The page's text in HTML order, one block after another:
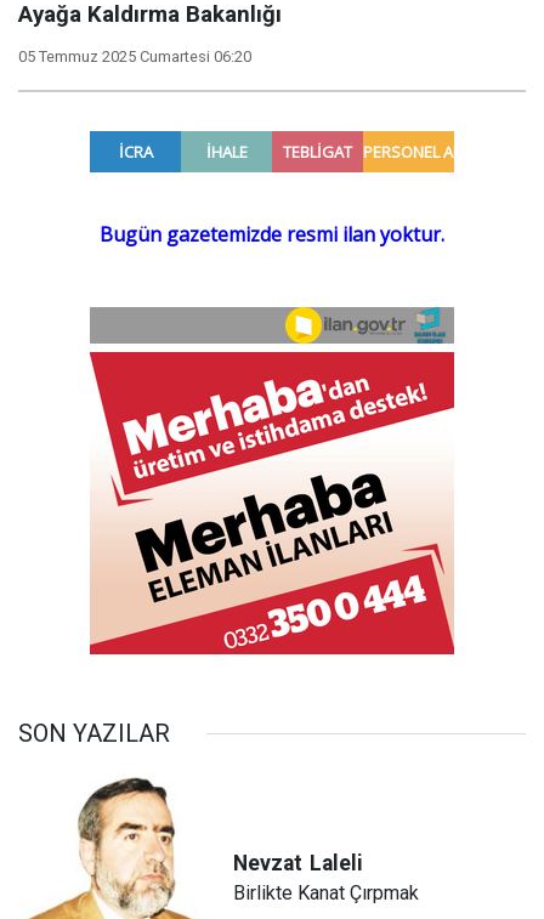
Ayağa Kaldırma Bakanlığı
05 Temmuz 2025 Cumartesi 06:20
SON YAZILAR
Nevzat Laleli
Birlikte Kanat Çırpmak